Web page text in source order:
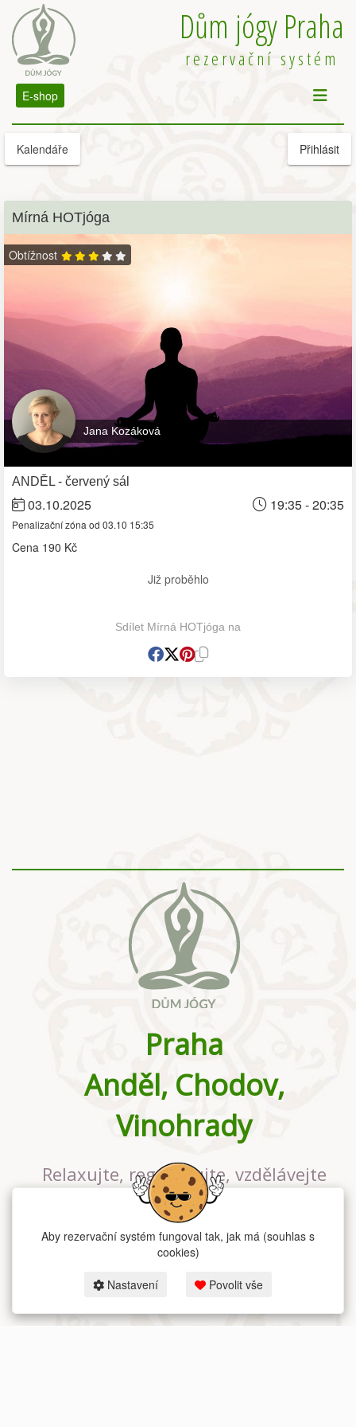
Dům jógy Praha
rezervační systém
E-shop
Kalendáře Přihlásit
Mírná HOTjóga
Obtížnost
Jana Kozáková
ANDĚL - červený sál
03.10.2025 19:35 - 20:35
Penalizační zóna od 03.10 15:35
Cena 190 Kč
Již proběhlo
Sdílet Mírná HOTjóga na
Praha
Anděl, Chodov,
Vinohrady
Relaxujte, regenerujte, vzdělávejte
se v největším jógovém studiu v
Praze
Aby rezervační systém fungoval tak, jak má (souhlas s
cookies)
Nastavení Povolit vše